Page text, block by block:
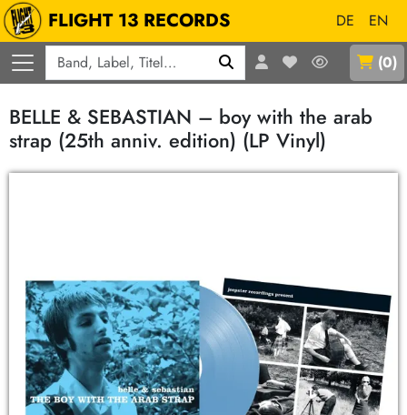
FLIGHT 13 RECORDS DE
EN
(0)
BELLE & SEBASTIAN – boy with the arab
strap (25th anniv. edition) (LP Vinyl)